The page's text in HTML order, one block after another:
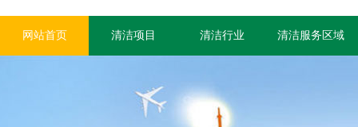
网站首页 清洁项目 清洁行业 清洁服务区域